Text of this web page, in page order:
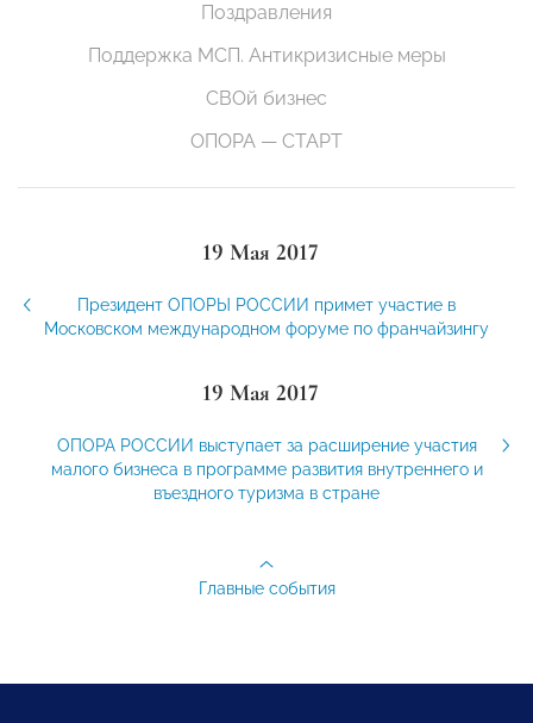
Поздравления
Поддержка МСП. Антикризисные меры
СВОй бизнес
ОПОРА — СТАРТ
19 Мая 2017
Президент ОПОРЫ РОССИИ примет участие в
Московском международном форуме по франчайзингу
19 Мая 2017
ОПОРА РОССИИ выступает за расширение участия
малого бизнеса в программе развития внутреннего и
въездного туризма в стране
Главные события